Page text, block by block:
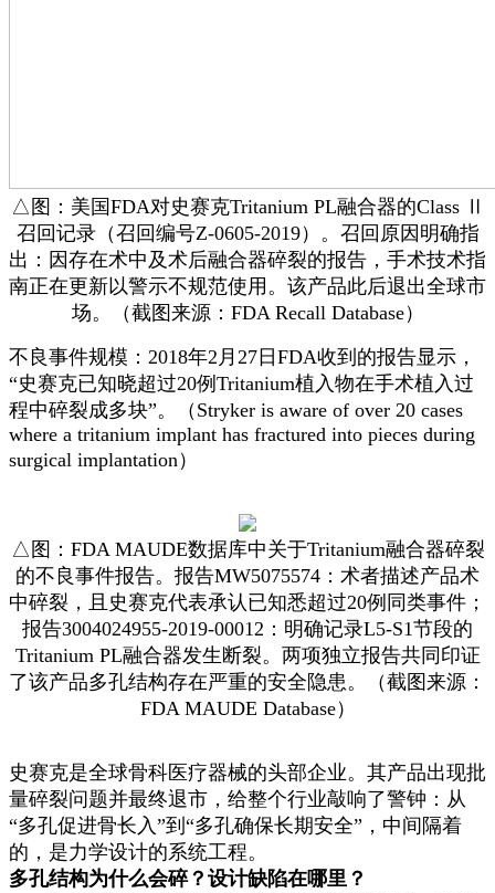
△图：美国FDA对史赛克Tritanium PL融合器的Class Ⅱ
召回记录（召回编号Z-0605-2019）。召回原因明确指
出：因存在术中及术后融合器碎裂的报告，手术技术指
南正在更新以警示不规范使用。该产品此后退出全球市
场。（截图来源：FDA Recall Database）
不良事件规模：2018年2月27日FDA收到的报告显示，
“史赛克已知晓超过20例Tritanium植入物在手术植入过
程中碎裂成多块”。（Stryker is aware of over 20 cases
where a tritanium implant has fractured into pieces during
surgical implantation）
△图：FDA MAUDE数据库中关于Tritanium融合器碎裂
的不良事件报告。报告MW5075574：术者描述产品术
中碎裂，且史赛克代表承认已知悉超过20例同类事件；
报告3004024955-2019-00012：明确记录L5-S1节段的
Tritanium PL融合器发生断裂。两项独立报告共同印证
了该产品多孔结构存在严重的安全隐患。（截图来源：
FDA MAUDE Database）
史赛克是全球骨科医疗器械的头部企业。其产品出现批
量碎裂问题并最终退市，给整个行业敲响了警钟：从
“多孔促进骨长入”到“多孔确保长期安全”，中间隔着
的，是力学设计的系统工程。
多孔结构为什么会碎？设计缺陷在哪里？